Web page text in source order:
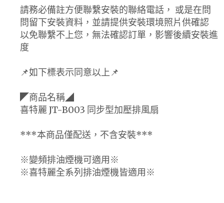
請務必備註方便聯繫安裝的聯絡電話， 或是在問
問留下安裝資料，並請提供安裝環境照片供確認
以免聯繫不上您，無法確認訂單，影響後續安裝進
度
📌如下標表示同意以上📌
◤商品名稱◢
喜特麗 JT-B003 同步型加壓排風扇
***本商品僅配送，不含安裝***
※變頻排油煙機可適用※
※喜特麗全系列排油煙機皆適用※